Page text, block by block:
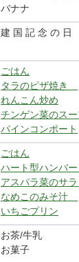
バナナ
建 国 記 念 の 日
ごはん
タラのピザ焼き
れんこん炒め
チンゲン菜のス
パインコンポート
ごはん
ハート型ハンバ
アスパラ菜のサ
なめこのみそ汁
いちごプリン
お茶/牛乳
お菓子